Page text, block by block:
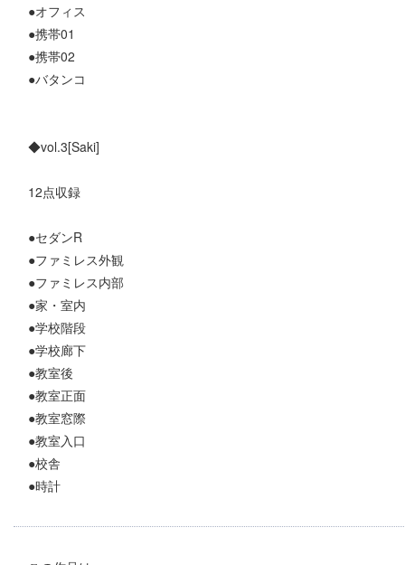
●オフィス
●携帯01
●携帯02
●バタンコ
◆vol.3[Saki]
12点収録
●セダンR
●ファミレス外観
●ファミレス内部
●家・室内
●学校階段
●学校廊下
●教室後
●教室正面
●教室窓際
●教室入口
●校舎
●時計